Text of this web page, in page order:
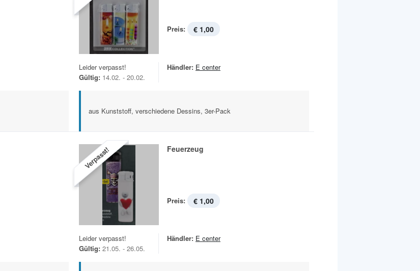
Preis: € 1,00
Leider verpasst!
Gültig: 14.02. - 20.02.
Händler: E center
aus Kunststoff, verschiedene Dessins, 3er-Pack
Verpasst! Feuerzeug
Preis: € 1,00
Leider verpasst!
Gültig: 21.05. - 26.05.
Händler: E center